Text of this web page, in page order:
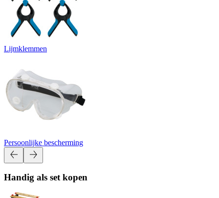
Lijmklemmen
Persoonlijke bescherming
Handig als set kopen